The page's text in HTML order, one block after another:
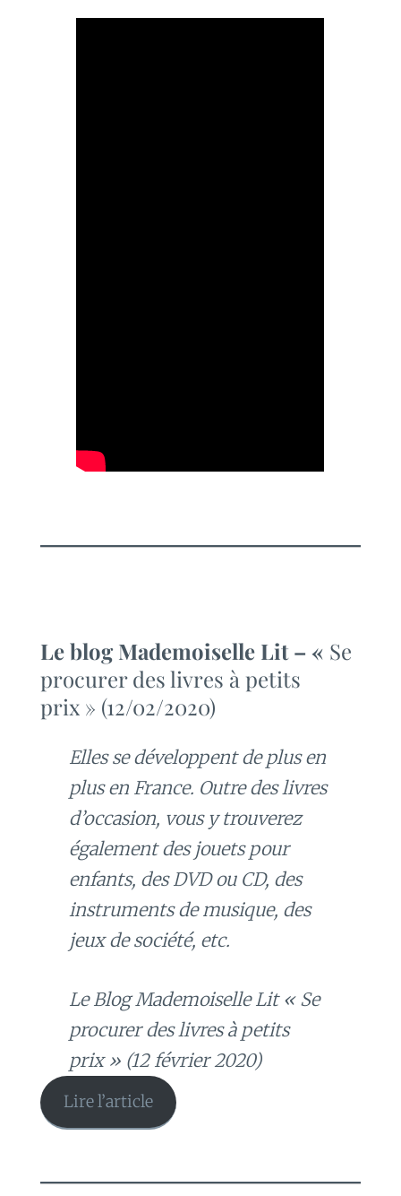
Le blog Mademoiselle Lit – « Se
procurer des livres à petits
prix » (12/02/2020)
Elles se développent de plus en
plus en France. Outre des livres
d’occasion, vous y trouverez
également des jouets pour
enfants, des DVD ou CD, des
instruments de musique, des
jeux de société, etc.
Le Blog Mademoiselle Lit « Se
procurer des livres à petits
prix » (12 février 2020)
Lire l’article